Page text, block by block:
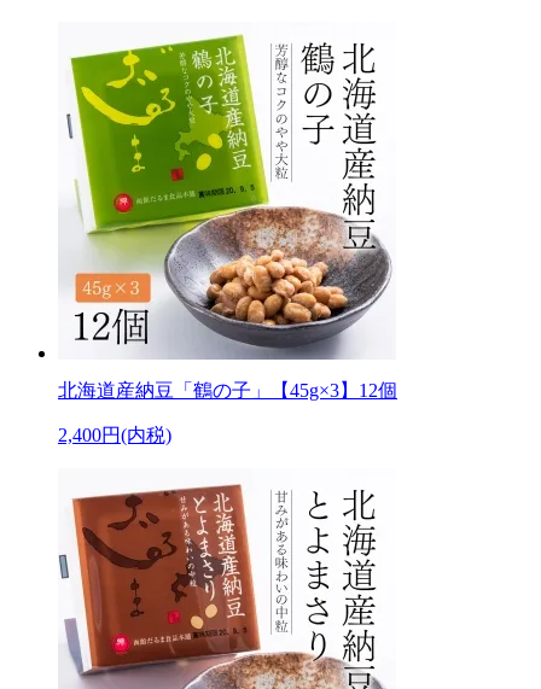
北海道産納豆「鶴の子」【45g×3】12個
2,400円(内税)